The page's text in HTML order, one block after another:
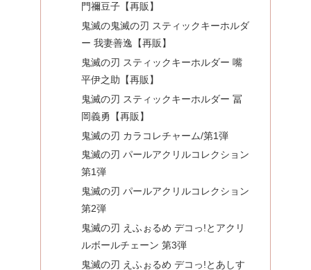
門禰豆子【再販】
鬼滅の鬼滅の刃 スティックキーホルダ
ー 我妻善逸【再販】
鬼滅の刃 スティックキーホルダー 嘴
平伊之助【再販】
鬼滅の刃 スティックキーホルダー 冨
岡義勇【再販】
鬼滅の刃 カラコレチャーム/第1弾
鬼滅の刃 パールアクリルコレクション
第1弾
鬼滅の刃 パールアクリルコレクション
第2弾
鬼滅の刃 えふぉるめ デコっ!とアクリ
ルボールチェーン 第3弾
鬼滅の刃 えふぉるめ デコっ!とあしす